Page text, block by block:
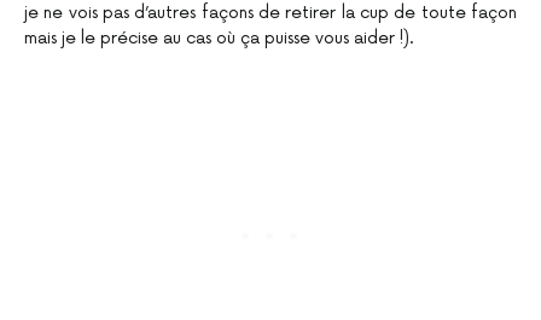
je ne vois pas d’autres façons de retirer la cup de toute façon
mais je le précise au cas où ça puisse vous aider !).